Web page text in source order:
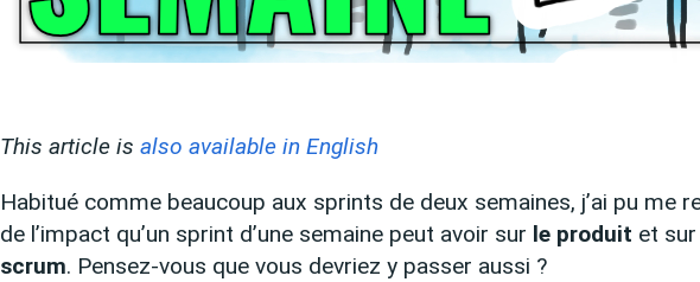
This article is also available in English
Habitué comme beaucoup aux sprints de deux semaines, j’ai pu me
de l’impact qu’un sprint d’une semaine peut avoir sur le produit et sur
scrum. Pensez-vous que vous devriez y passer aussi ?